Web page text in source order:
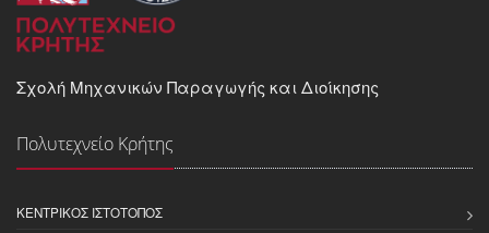
Σχολή Μηχανικών Παραγωγής και Διοίκησης
Πολυτεχνείο Κρήτης
ΚΕΝΤΡΙΚΌΣ ΙΣΤΌΤΟΠΟΣ